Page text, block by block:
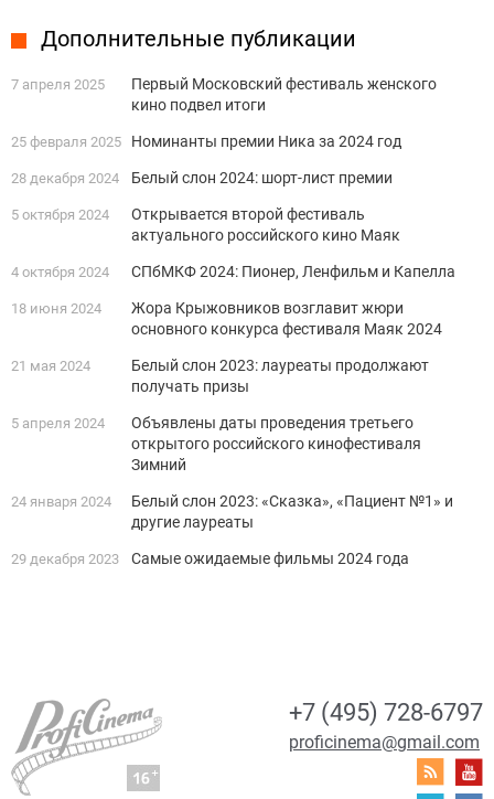
Дополнительные публикации
7 апреля 2025
Первый Московский фестиваль женского
кино подвел итоги
25 февраля 2025 Номинанты премии Ника за 2024 год
28 декабря 2024 Белый слон 2024: шорт-лист премии
5 октября 2024
Открывается второй фестиваль
актуального российского кино Маяк
4 октября 2024 СПбМКФ 2024: Пионер, Ленфильм и Капелла
18 июня 2024
Жора Крыжовников возглавит жюри
основного конкурса фестиваля Маяк 2024
21 мая 2024
Белый слон 2023: лауреаты продолжают
получать призы
5 апреля 2024
Объявлены даты проведения третьего
открытого российского кинофестиваля
Зимний
24 января 2024
Белый слон 2023: «Сказка», «Пациент №1» и
другие лауреаты
29 декабря 2023 Самые ожидаемые фильмы 2024 года
+7 (495) 728-6797
proficinema@gmail.com